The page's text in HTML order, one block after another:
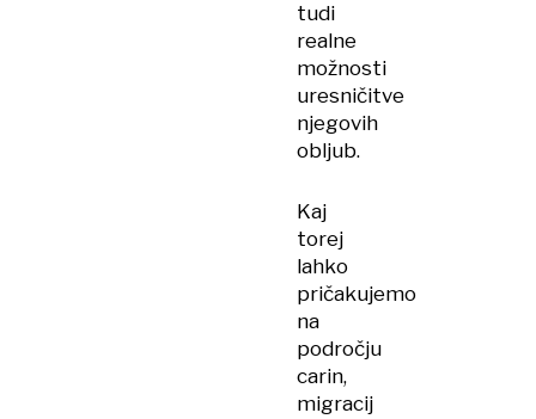
tudi
realne
možnosti
uresničitve
njegovih
obljub.
Kaj
torej
lahko
pričakujemo
na
področju
carin,
migracij